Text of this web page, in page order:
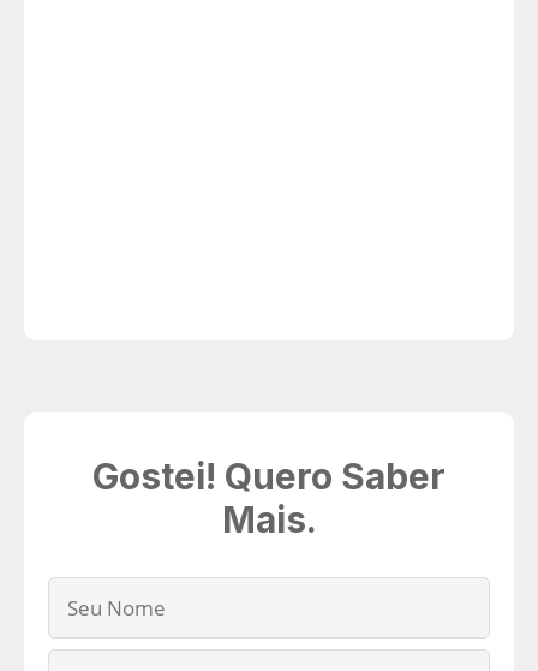
Gostei! Quero Saber
Mais.